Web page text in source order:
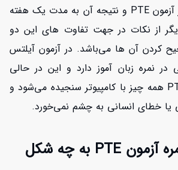
کند چرا که شرکت در آزمون PTE و نتیجه آن به مدت یک هفته
از نکات در جهت تفاوت های این دو
کردن آن ها می‌باشد. در آزمون آیلتس
نمره زبان آموز دارد و این در حالی
است که در آزمون PTE همه چیز با کامپیوتر سنجیده می‌شود و
خطای انسانی به چشم نمی‌خورد.
نحوه ارزیابی نمره آزمون PTE به چه شکل